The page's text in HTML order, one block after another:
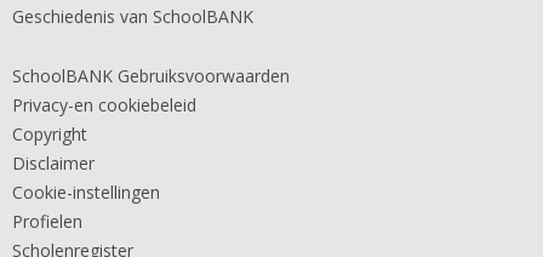
Geschiedenis van SchoolBANK
SchoolBANK Gebruiksvoorwaarden
Privacy-en cookiebeleid
Copyright
Disclaimer
Cookie-instellingen
Profielen
Scholenregister